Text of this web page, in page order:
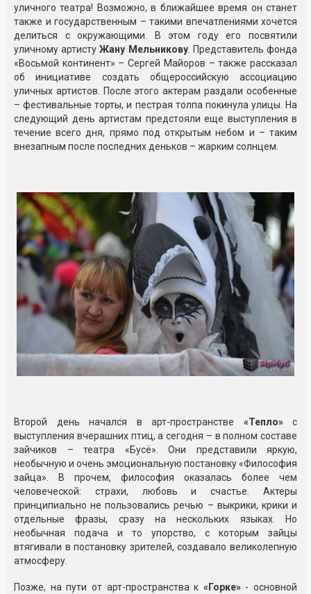
уличного театра! Возможно, в ближайшее время он станет
также и государственным – такими впечатлениями хочется
делиться с окружающими. В этом году его посвятили
уличному артистуЖану Мельникову. Представитель фонда
«Восьмой континент» – Сергей Майоров – также рассказал
об инициативе создать общероссийскую ассоциацию
уличных артистов. После этого актерам раздали особенные
– фестивальные торты, и пестрая толпа покинула улицы. На
следующий день артистам предстояли еще выступления в
течение всего дня, прямо под открытым небом и – таким
внезапным после последних деньков – жарким солнцем.
Второй день начался в арт-пространстве «Тепло»с
выступления вчерашних птиц, а сегодня – в полном составе
зайчиков – театра «Бусё». Они представили яркую,
необычную и очень эмоциональную постановку «Философия
зайца». В прочем, философия оказалась более чем
человеческой: страхи, любовь и счастье. Актеры
принципиально не пользовались речью – выкрики, крики и
отдельные фразы, сразу на нескольких языках. Но
необычная подача и то упорство, с которым зайцы
втягивали в постановку зрителей, создавало великолепную
атмосферу.
Позже, на пути от арт-пространства к «Горке»- основной